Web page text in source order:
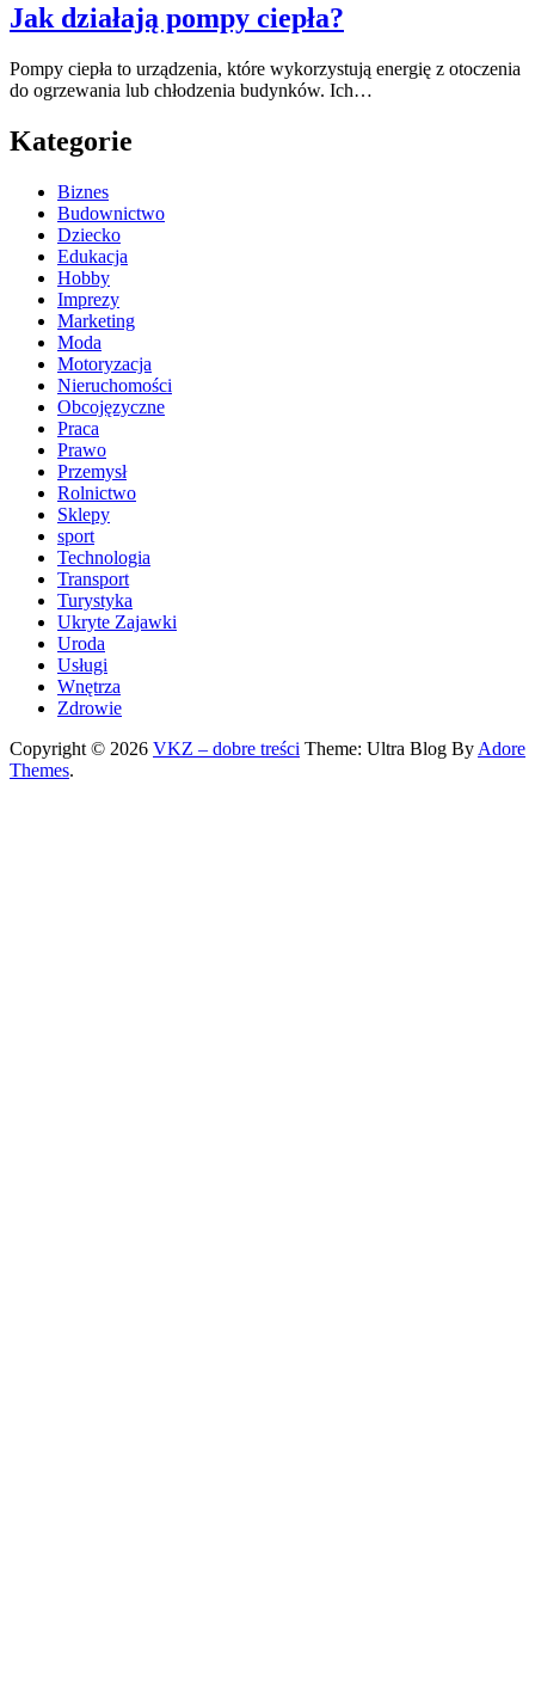
Jak działają pompy ciepła?
Pompy ciepła to urządzenia, które wykorzystują energię z otoczenia
do ogrzewania lub chłodzenia budynków. Ich…
Kategorie
Biznes
Budownictwo
Dziecko
Edukacja
Hobby
Imprezy
Marketing
Moda
Motoryzacja
Nieruchomości
Obcojęzyczne
Praca
Prawo
Przemysł
Rolnictwo
Sklepy
sport
Technologia
Transport
Turystyka
Ukryte Zajawki
Uroda
Usługi
Wnętrza
Zdrowie
Copyright © 2026 VKZ – dobre treści Theme: Ultra Blog By Adore
Themes.